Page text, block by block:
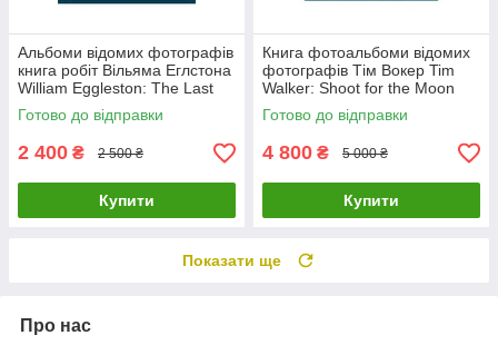
Альбоми відомих фотографів
книга робіт Вільяма Еглстона
William Eggleston: The Last
Dyes книги про фотографію
Готово до відправки
2 400 ₴ 2 500 ₴
Купити
Книга фотоальбоми відомих
фотографів Тім Вокер Tim
Walker: Shoot for the Moon
книги про фешн світлини
Готово до відправки
4 800 ₴ 5 000 ₴
Купити
Показати ще
Про нас